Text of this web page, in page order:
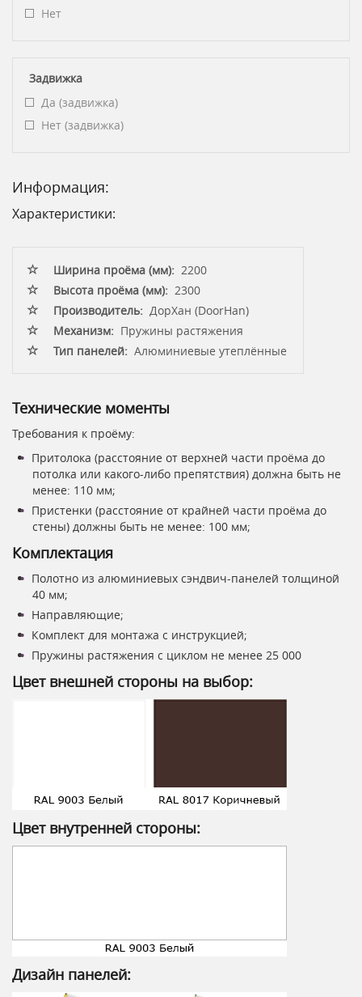
Нет
Задвижка
Да (задвижка)
Нет (задвижка)
Информация:
Характеристики:
Ширина проёма (мм): 2200
Высота проёма (мм): 2300
Производитель: ДорХан (DoorHan)
Механизм: Пружины растяжения
Тип панелей: Алюминиевые утеплённые
Технические моменты
Требования к проёму:
Притолока (расстояние от верхней части проёма до
потолка или какого-либо препятствия) должна быть не
менее: 110 мм;
Пристенки (расстояние от крайней части проёма до
стены) должны быть не менее: 100 мм;
Комплектация
Полотно из алюминиевых сэндвич-панелей толщиной
40 мм;
Направляющие;
Комплект для монтажа с инструкцией;
Пружины растяжения с циклом не менее 25 000
Цвет внешней стороны на выбор:
Цвет внутренней стороны:
Дизайн панелей: